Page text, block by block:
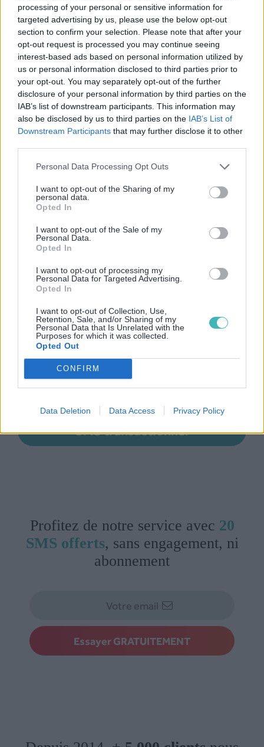
processing of your personal or sensitive information for
targeted advertising by us, please use the below opt-out
section to confirm your selection. Please note that after your
opt-out request is processed you may continue seeing
interest-based ads based on personal information utilized by
us or personal information disclosed to third parties prior to
your opt-out. You may separately opt-out of the further
disclosure of your personal information by third parties on the
IAB’s list of downstream participants. This information may
also be disclosed by us to third parties on the IAB’s List of
Downstream Participants that may further disclose it to other
Personal Data Processing Opt Outs
I want to opt-out of the Sharing of my
personal data.
Opted In
I want to opt-out of the Sale of my
Personal Data.
Opted In
I want to opt-out of processing my
Personal Data for Targeted Advertising.
Opted In
I want to opt-out of Collection, Use,
Retention, Sale, and/or Sharing of my
Personal Data that Is Unrelated with the
Purposes for which it was collected.
Opted Out
CONFIRM
Data Deletion Data Access Privacy Policy
SMS transactionnel
Découvrir l'API SMS
Nos services
SMS Premium
Alerte SMS
SMS OTP
SMS transactionnel
Profitez de notre service avec 20
SMS offerts, sans engagement, ni
abonnement
Essayer GRATUITEMENT